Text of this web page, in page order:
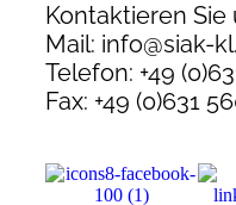
Kontaktieren Sie
Mail: info@siak-
Telefon: +49
Fax: +49 (0)631